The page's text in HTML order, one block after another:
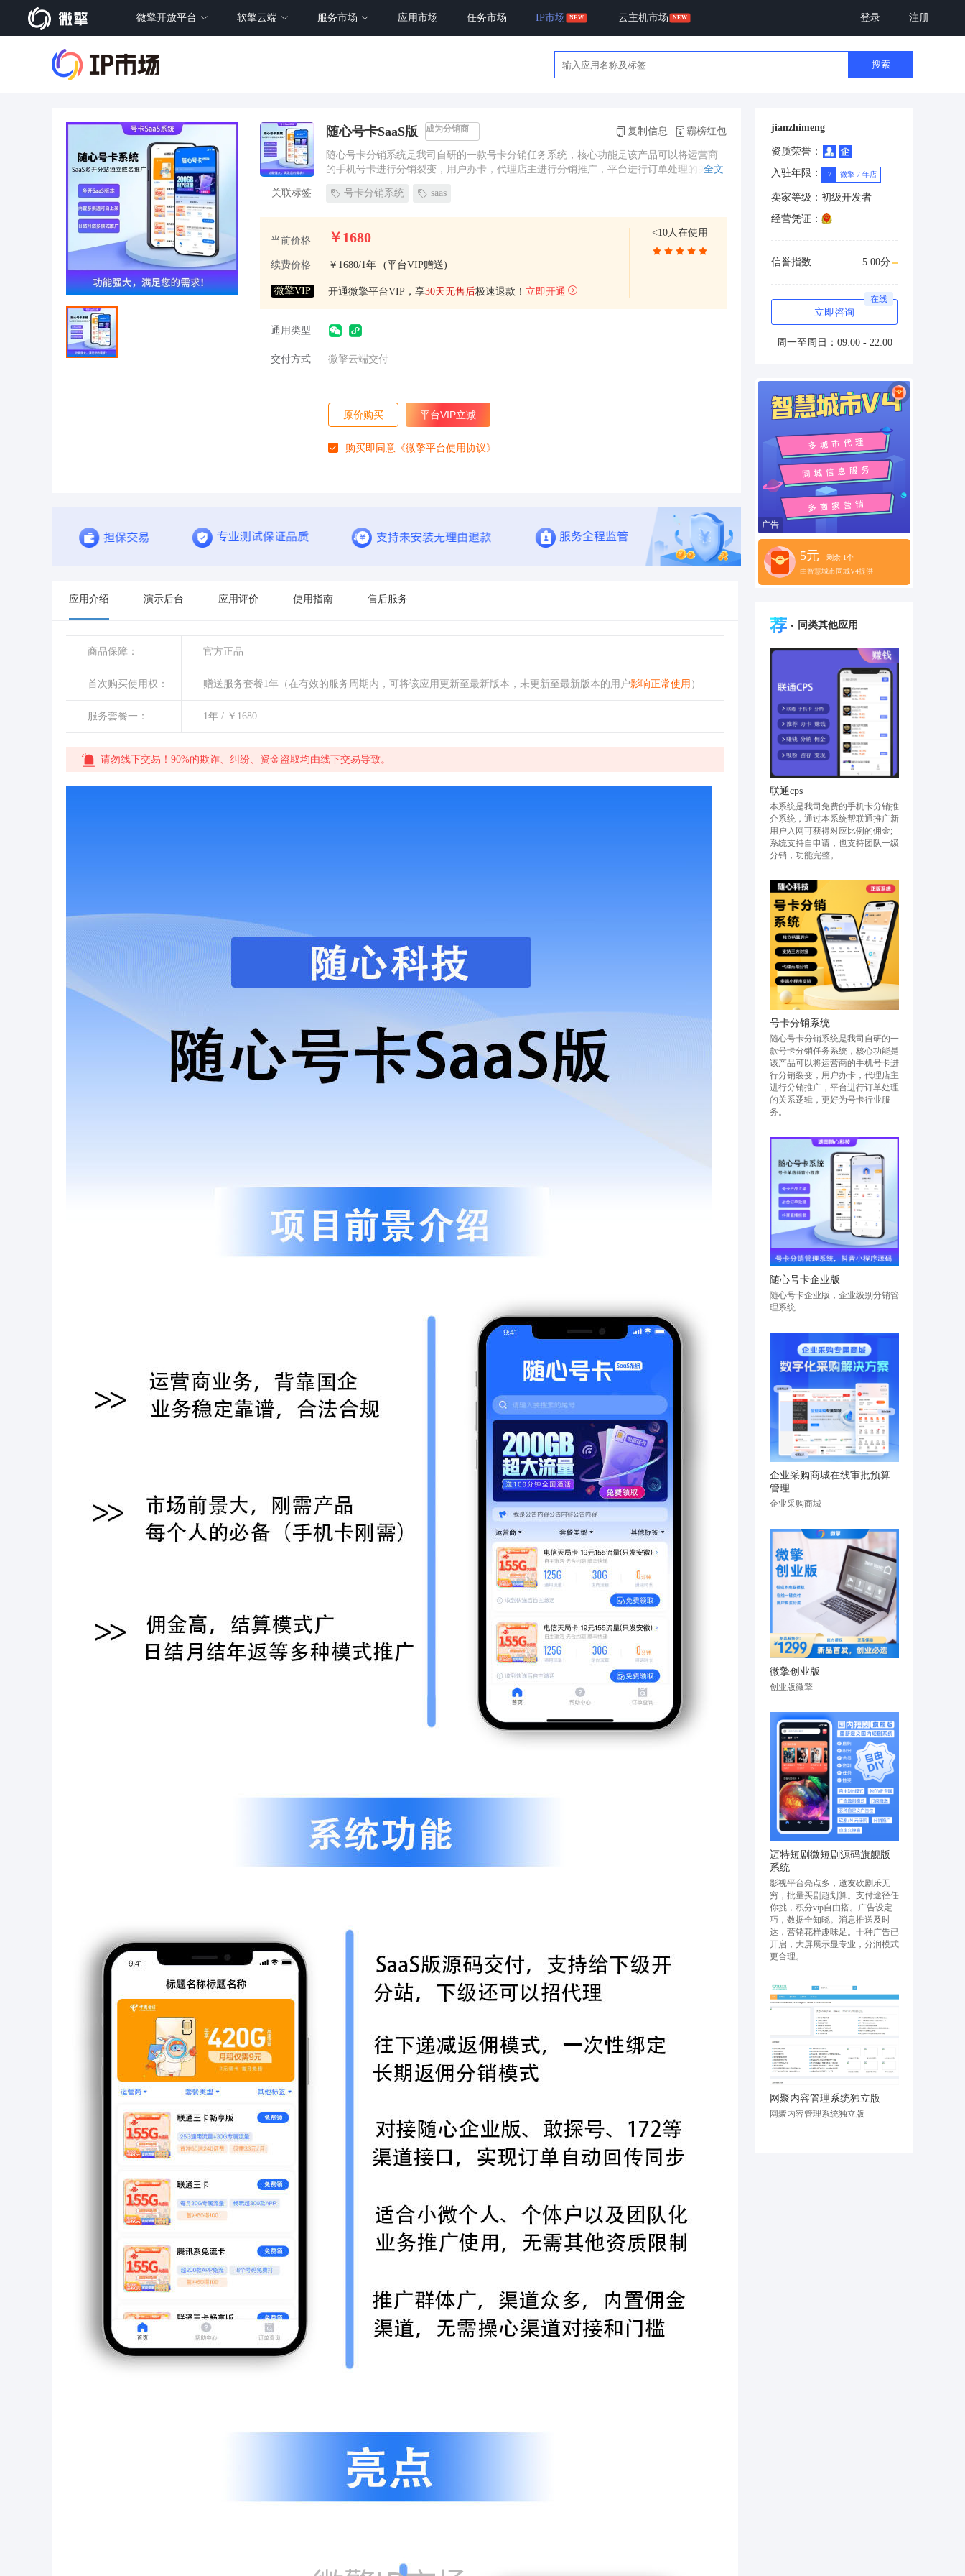
微擎开放平台 软擎云端 服务市场 应用市场 任务市场 IP市场 云主机市场 登录 注册
搜索
随心号卡SaaS版 成为分销商 复制信息 霸榜红包
随心号卡分销系统是我司自研的一款号卡分销任务系统，核心功能是该产品可以将运营商
的手机号卡进行分销裂变，用户办卡，代理店主进行分销推广，平台进行订单处理的关系
全文
关联标签 号卡分销系统 saas
当前价格 ￥1680
续费价格 ￥1680/1年 (平台VIP赠送)
微擎VIP 开通微擎平台VIP，享30天无售后极速退款！ 立即开通
<10人在使用
通用类型
交付方式 微擎云端交付
原价购买 平台VIP立减
购买即同意 《微擎平台使用协议》
应用介绍 演示后台 应用评价 使用指南 售后服务
商品保障： 官方正品
首次购买使用权： 赠送服务套餐1年（在有效的服务周期内，可将该应用更新至最新版本，未更新至最新版本的用户影响正常使用 ）
服务套餐一： 1年 / ￥1680
请勿线下交易！90%的欺诈、纠纷、资金盗取均由线下交易导致。
jianzhimeng
资质荣誉：
入驻年限：
7 微擎 7 年店
卖家等级： 初级开发者
经营凭证：
信誉指数 5.00分
立即咨询
在线
周一至周日：09:00 - 22:00
广告
5元
剩余:1个
由智慧城市同城V4提供
荐 · 同类其他应用
联通cps
本系统是我司免费的手机卡分销推
介系统，通过本系统帮联通推广新
用户入网可获得对应比例的佣金;
系统支持自申请，也支持团队一级
分销，功能完整。
号卡分销系统
随心号卡分销系统是我司自研的一
款号卡分销任务系统，核心功能是
该产品可以将运营商的手机号卡进
行分销裂变，用户办卡，代理店主
进行分销推广，平台进行订单处理
的关系逻辑，更好为号卡行业服
务。
随心号卡企业版
随心号卡企业版，企业级别分销管
理系统
企业采购商城在线审批预算
管理
企业采购商城
微擎创业版
创业版微擎
迈特短剧微短剧源码旗舰版
系统
影视平台亮点多，邀友砍剧乐无
穷，批量买剧超划算。支付途径任
你挑，积分vip自由搭。广告设定
巧，数据全知晓。消息推送及时
达，营销花样趣味足。十种广告已
开启，大屏展示显专业，分润模式
更合理。
网聚内容管理系统独立版
网聚内容管理系统独立版